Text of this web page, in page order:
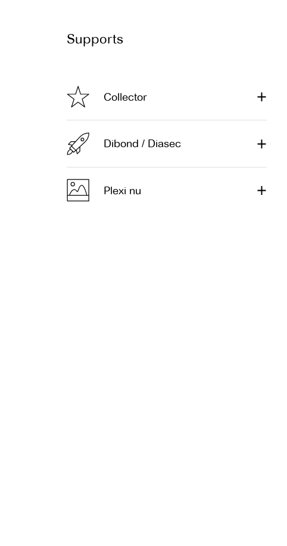
Supports
Collector
Dibond / Diasec
Plexi nu